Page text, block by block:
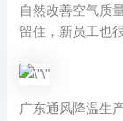
自然改善空气质
留住，新员工也
广东通风降温生